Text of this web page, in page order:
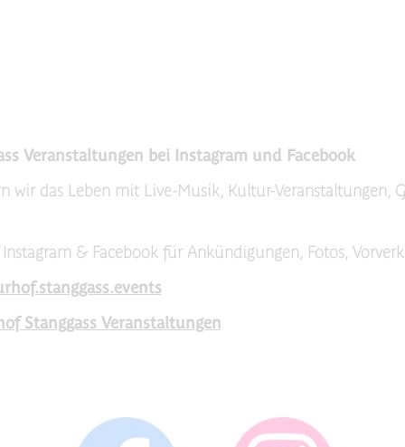
Veranstaltungen bei Instagram und Facebook
wir das Leben mit Live-Musik, Kultur-Veranstaltungen,
& Facebook für Ankündigungen, Fotos,
Stanggass Veranstaltungen